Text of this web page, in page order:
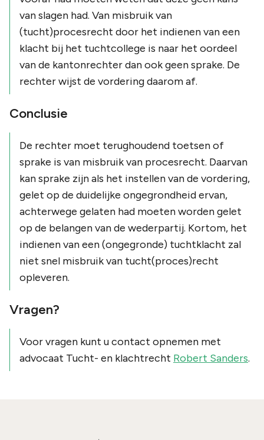
van slagen had. Van misbruik van
(tucht)procesrecht door het indienen van een
klacht bij het tuchtcollege is naar het oordeel
van de kantonrechter dan ook geen sprake. De
rechter wijst de vordering daarom af.
Conclusie
De rechter moet terughoudend toetsen of
sprake is van misbruik van procesrecht. Daarvan
kan sprake zijn als het instellen van de vordering,
gelet op de duidelijke ongegrondheid ervan,
achterwege gelaten had moeten worden gelet
op de belangen van de wederpartij. Kortom, het
indienen van een (ongegronde) tuchtklacht zal
niet snel misbruik van tucht(proces)recht
opleveren.
Vragen?
Voor vragen kunt u contact opnemen met
advocaat Tucht- en klachtrecht Robert Sanders.